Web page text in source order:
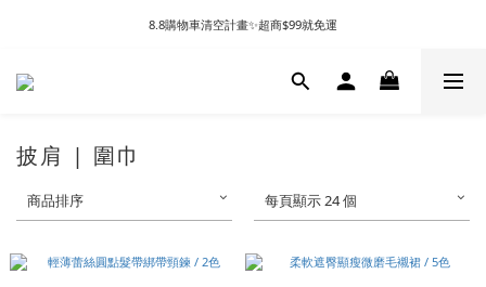
8.8購物車清空計畫✨超商$99就免運
披肩 | 圍巾
商品排序 每頁顯示 24 個